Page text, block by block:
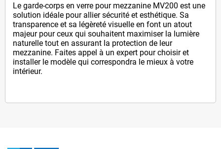
Le garde-corps en verre pour mezzanine MV200 est une
solution idéale pour allier sécurité et esthétique. Sa
transparence et sa légèreté visuelle en font un atout
majeur pour ceux qui souhaitent maximiser la lumière
naturelle tout en assurant la protection de leur
mezzanine. Faites appel à un expert pour choisir et
installer le modèle qui correspondra le mieux à votre
intérieur.